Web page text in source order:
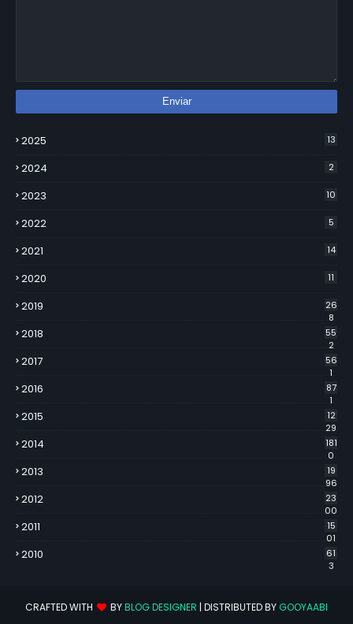
2025 13
2024 2
2023 10
2022 5
2021 14
2020 11
2019
26
8
2018
55
2
2017
56
1
2016
87
1
2015
12
29
2014
181
0
2013
19
96
2012
23
00
2011
15
01
2010
61
3
CRAFTED WITH BYBLOG DESIGNER | DISTRIBUTED BY GOOYAABI